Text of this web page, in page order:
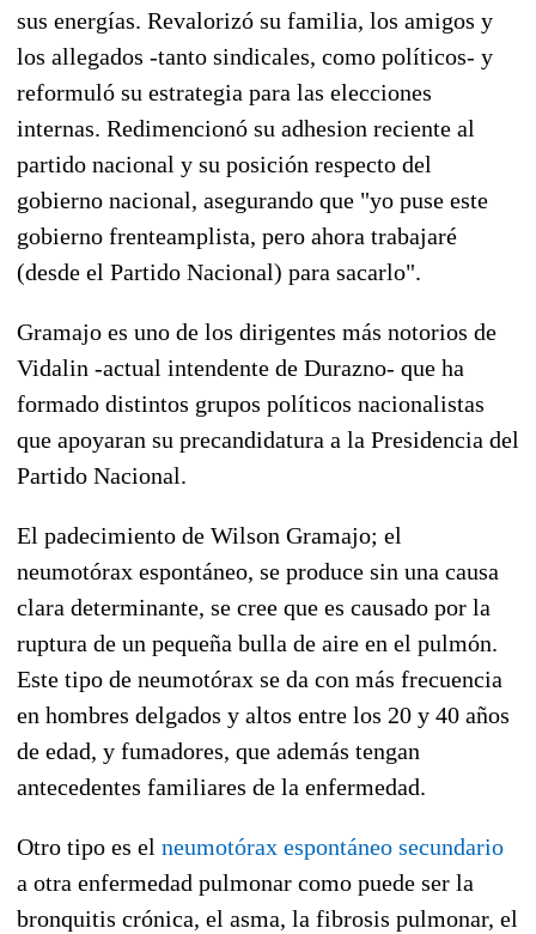
sus energías. Revalorizó su familia, los amigos y
los allegados -tanto sindicales, como políticos- y
reformuló su estrategia para las elecciones
internas. Redimencionó su adhesion reciente al
partido nacional y su posición respecto del
gobierno nacional, asegurando que "yo puse este
gobierno frenteamplista, pero ahora trabajaré
(desde el Partido Nacional) para sacarlo".
Gramajo es uno de los dirigentes más notorios de
Vidalin -actual intendente de Durazno- que ha
formado distintos grupos políticos nacionalistas
que apoyaran su precandidatura a la Presidencia del
Partido Nacional.
El padecimiento de Wilson Gramajo; el
neumotórax espontáneo, se produce sin una causa
clara determinante, se cree que es causado por la
ruptura de un pequeña bulla de aire en el pulmón.
Este tipo de neumotórax se da con más frecuencia
en hombres delgados y altos entre los 20 y 40 años
de edad, y fumadores, que además tengan
antecedentes familiares de la enfermedad.
Otro tipo es el neumotórax espontáneo secundario
a otra enfermedad pulmonar como puede ser la
bronquitis crónica, el asma, la fibrosis pulmonar, el